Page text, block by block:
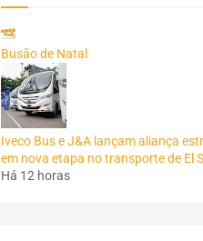
Busão de Natal
Iveco Bus e J&A lançam aliança
em nova etapa no transporte de El
Há 12 horas